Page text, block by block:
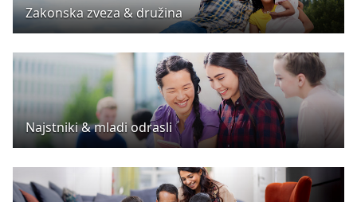
Zakonska zveza & družina
Najstniki & mladi odrasli